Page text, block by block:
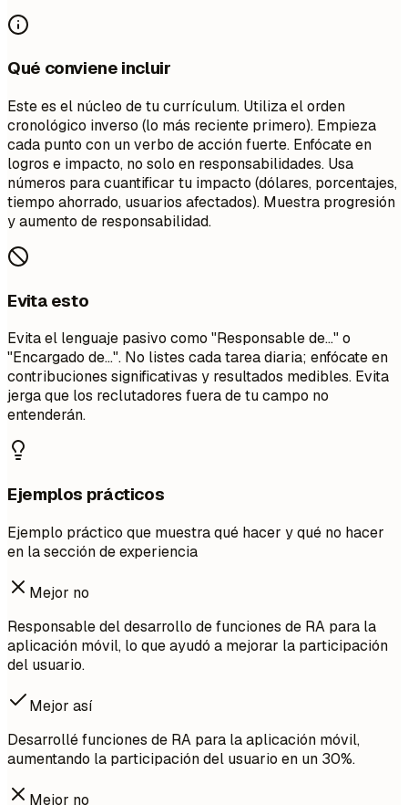
Qué conviene incluir
Este es el núcleo de tu currículum. Utiliza el orden
cronológico inverso (lo más reciente primero). Empieza
cada punto con un verbo de acción fuerte. Enfócate en
logros e impacto, no solo en responsabilidades. Usa
números para cuantificar tu impacto (dólares, porcentajes,
tiempo ahorrado, usuarios afectados). Muestra progresión
y aumento de responsabilidad.
Evita esto
Evita el lenguaje pasivo como "Responsable de..." o
"Encargado de...". No listes cada tarea diaria; enfócate en
contribuciones significativas y resultados medibles. Evita
jerga que los reclutadores fuera de tu campo no
entenderán.
Ejemplos prácticos
Ejemplo práctico que muestra qué hacer y qué no hacer
en la sección de experiencia
Mejor no
Responsable del desarrollo de funciones de RA para la
aplicación móvil, lo que ayudó a mejorar la participación
del usuario.
Mejor así
Desarrollé funciones de RA para la aplicación móvil,
aumentando la participación del usuario en un 30%.
Mejor no